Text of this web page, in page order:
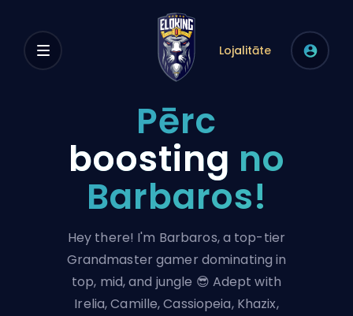
Lojalitāte
Pērc
boosting no
Barbaros!
Hey there! I'm Barbaros, a top-tier
Grandmaster gamer dominating in
top, mid, and jungle 😎 Adept with
Irelia, Camille, Cassiopeia, Khazix,